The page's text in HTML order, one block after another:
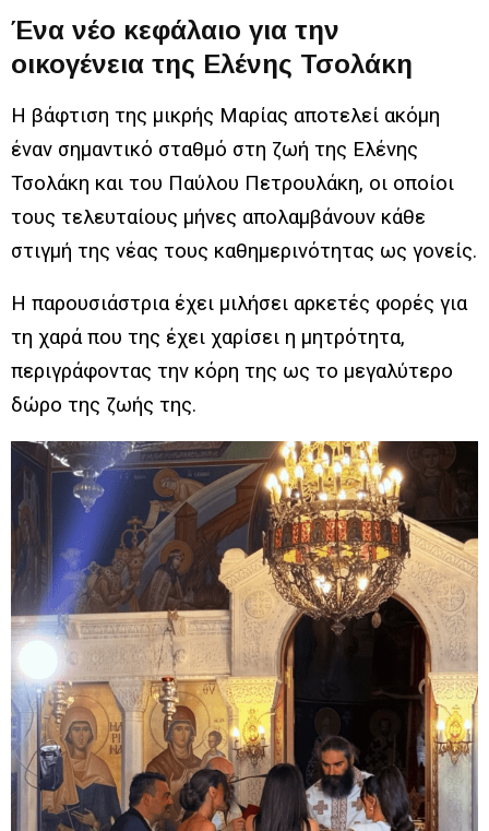
Ένα νέο κεφάλαιο για την
οικογένεια της Ελένης Τσολάκη
Η βάφτιση της μικρής Μαρίας αποτελεί ακόμη
έναν σημαντικό σταθμό στη ζωή της Ελένης
Τσολάκη και του Παύλου Πετρουλάκη, οι οποίοι
τους τελευταίους μήνες απολαμβάνουν κάθε
στιγμή της νέας τους καθημερινότητας ως γονείς.
Η παρουσιάστρια έχει μιλήσει αρκετές φορές για
τη χαρά που της έχει χαρίσει η μητρότητα,
περιγράφοντας την κόρη της ως το μεγαλύτερο
δώρο της ζωής της.